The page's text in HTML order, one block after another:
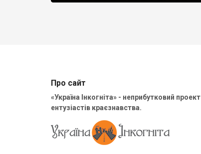
Про сайт
«Україна Інкогніта» - неприбутковий проект
ентузіастів краєзнавства.